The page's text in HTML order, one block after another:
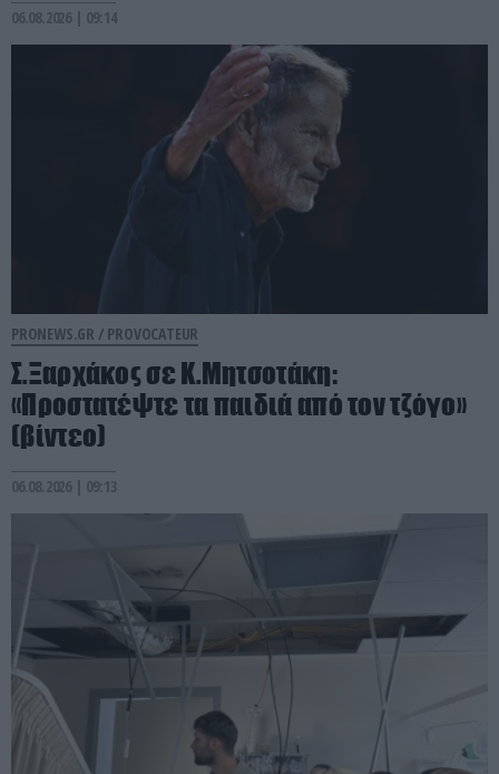
06.08.2026 | 09:14
PRONEWS.GR / PROVOCATEUR
Σ.Ξαρχάκος σε Κ.Μητσοτάκη:
«Προστατέψτε τα παιδιά από τον τζόγο»
(βίντεο)
06.08.2026 | 09:13